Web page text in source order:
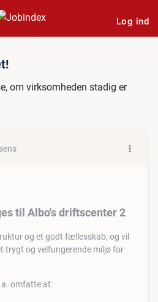
Log ind
om virksomheden stadig er
til Albo's driftscenter 2
og et godt fællesskab, og vil
trygt og velfungerende miljø for
omfatte at: